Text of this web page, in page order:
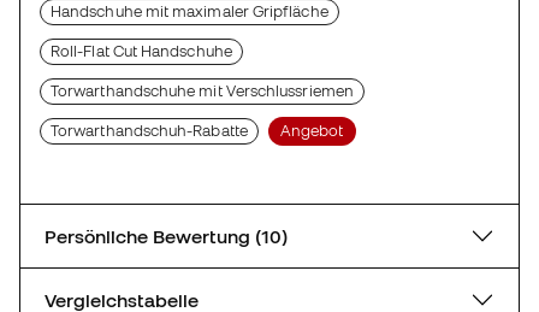
Handschuhe mit maximaler Gripfläche
Roll-Flat Cut Handschuhe
Torwarthandschuhe mit Verschlussriemen
Torwarthandschuh-Rabatte Angebot
Persönliche Bewertung (10)
Vergleichstabelle